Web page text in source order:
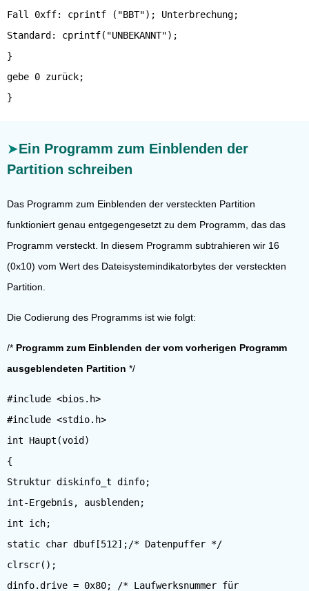
Fall 0xff: cprintf ("BBT"); Unterbrechung;
Standard: cprintf("UNBEKANNT");
}
gebe 0 zurück;
Ein Programm zum Einblenden der
Partition schreiben
Das Programm zum Einblenden der versteckten Partition
funktioniert genau entgegengesetzt zu dem Programm, das das
Programm versteckt. In diesem Programm subtrahieren wir 16
(0x10) vom Wert des Dateisystemindikatorbytes der versteckten
Partition.
Die Codierung des Programms ist wie folgt:
/* Programm zum Einblenden der vom vorherigen Programm
ausgeblendeten Partition */
#include <bios.h>
#include <stdio.h>
int Haupt(void)
{
Struktur diskinfo_t dinfo;
int-Ergebnis, ausblenden;
int ich;
static char dbuf[512];/* Datenpuffer */
clrscr();
dinfo.drive = 0x80; /* Laufwerksnummer für